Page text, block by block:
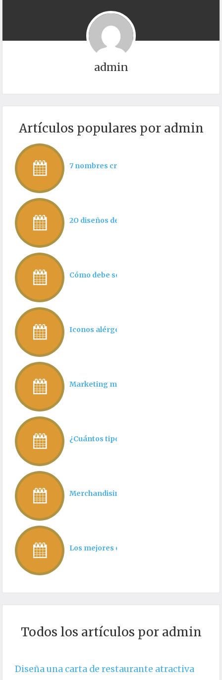
admin
Artículos populares por admin
7 nombres creativos para postres que
2O diseños de cartas de restaurantes
Cómo debe ser la estructura de una
Iconos alérgenos que debe tener toda
Marketing mix en restaurantes
¿Cuántos tipos de carta debe tener un
Merchandising para restaurantes
Los mejores consejos para hacer una
Todos los artículos por admin
Diseña una carta de restaurante atractiva